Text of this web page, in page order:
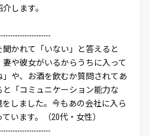
します。
聞かれて「いない」と答えると
妻や彼女がいるからうちに入って
や、お酒を飲むか質問されてあ
と「コミュニケーション能力な
しました。今もあの会社に入ら
います。（20代・女性）